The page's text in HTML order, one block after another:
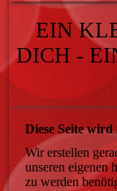
EIN
DICH -
Diese Seite
Wir erstellen
unseren eigenen
zu werden